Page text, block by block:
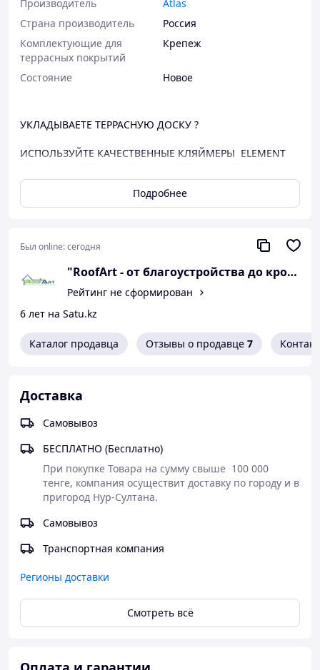
Производитель
Atlas
Страна производитель
Россия
Комплектующие для
террасных покрытий
Крепеж
Состояние Новое
УКЛАДЫВАЕТЕ ТЕРРАСНУЮ ДОСКУ ?
ИСПОЛЬЗУЙТЕ КАЧЕСТВЕННЫЕ КЛЯЙМЕРЫ ELEMENT
Клипса изготовлена из нержавеющей стали и
позволяет террасной доске удлиняться и сужаться как в
Преимущества использования кляймера ELEMENT
значительное ускорение монтажа террасной
сохранение товарного вида террасной доски, за
надёжная фиксация террасной доски к лаге;
воды;
Количество кляймеров в упаковке - 100 шт., в коробке -
1000 шт.
Размеры: высота лапки - 7мм, 8мм, 9мм
Подробнее
Был online:сегодня
"RoofArt - от благоустройства до кровли"
Рейтинг не сформирован
6 лет на Satu.kz
Каталог продавца Отзывы о продавце 7
Доставка
Самовывоз
БЕСПЛАТНО (Бесплатно)
При покупке Товара на сумму свыше  100 000
тенге, компания осуществит доставку по городу и в
пригород Нур-Султана.
Самовывоз
Транспортная компания
Регионы доставки
Смотреть всё